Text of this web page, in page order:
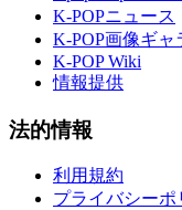
K-POPニュース
K-POP画像ギャ
K-POP Wiki
情報提供
法的情報
利用規約
プライバシーポ